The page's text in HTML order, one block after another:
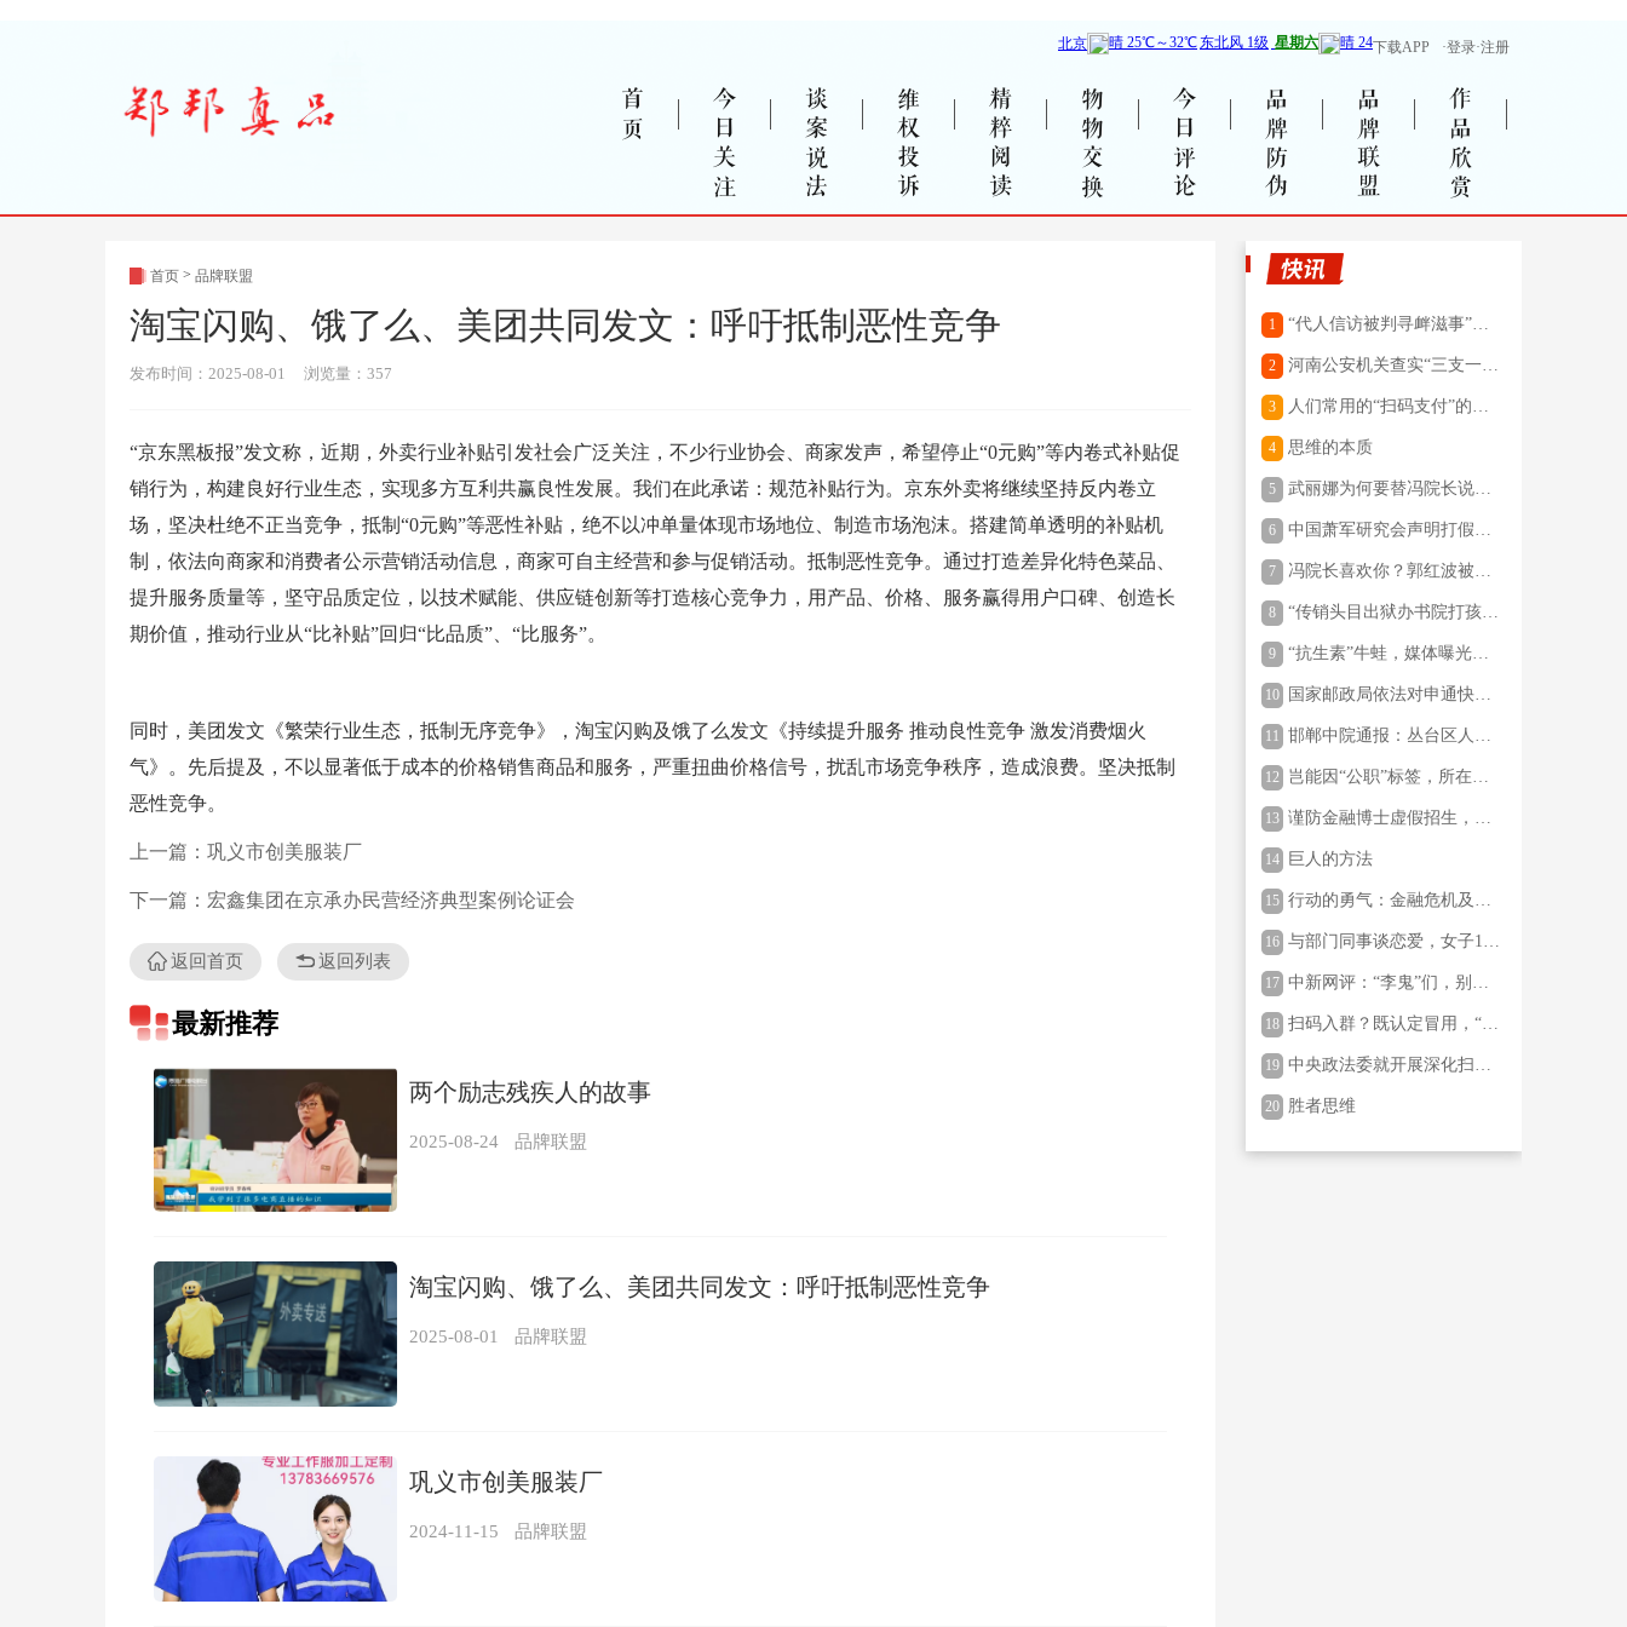
·登录·注册
下载APP
首页 今日关注 谈案说法 维权投诉 精粹阅读 物物交换 今日评论 品牌防伪 品牌联盟 作品欣赏
首页 > 品牌联盟
淘宝闪购、饿了么、美团共同发文：呼吁抵制恶性竞争
发布时间：2025-08-01 浏览量：357
“京东黑板报”发文称，近期，外卖行业补贴引发社会广泛关注，不少行业协会、商家发声，希望停止“0元购”等内卷式补贴促
销行为，构建良好行业生态，实现多方互利共赢良性发展。我们在此承诺：规范补贴行为。京东外卖将继续坚持反内卷立
场，坚决杜绝不正当竞争，抵制“0元购”等恶性补贴，绝不以冲单量体现市场地位、制造市场泡沫。搭建简单透明的补贴机
制，依法向商家和消费者公示营销活动信息，商家可自主经营和参与促销活动。抵制恶性竞争。通过打造差异化特色菜品、
提升服务质量等，坚守品质定位，以技术赋能、供应链创新等打造核心竞争力，用产品、价格、服务赢得用户口碑、创造长
期价值，推动行业从“比补贴”回归“比品质”、“比服务”。
同时，美团发文《繁荣行业生态，抵制无序竞争》，淘宝闪购及饿了么发文《持续提升服务 推动良性竞争 激发消费烟火
气》。先后提及，不以显著低于成本的价格销售商品和服务，严重扭曲价格信号，扰乱市场竞争秩序，造成浪费。坚决抵制
恶性竞争。
上一篇：巩义市创美服装厂
下一篇：宏鑫集团在京承办民营经济典型案例论证会
返回首页 返回列表
最新推荐
两个励志残疾人的故事
2025-08-24 品牌联盟
淘宝闪购、饿了么、美团共同发文：呼吁抵制恶性竞争
2025-08-01 品牌联盟
巩义市创美服装厂
2024-11-15 品牌联盟
1
“代人信访被判寻衅滋事”，
给出明确界定
2
河南公安机关查实“三支一
罪行为
3
人们常用的“扫码支付”的二
吗？
4 思维的本质
5
武丽娜为何要替冯院长说
6
中国萧军研究会声明打假：
央国学院”
7
冯院长喜欢你？郭红波被停
多真相应公开
8
“传销头目出狱办书院打孩
9
“抗生素”牛蛙，媒体曝光，
前？
10
国家邮政局依法对申通快递
11 邯郸中院通报：丛台区人民
职
12 岂能因“公职”标签，所在单
示依规依纪作出严肃处理
13 谨防金融博士虚假招生，有
取”
14 巨人的方法
15 行动的勇气：金融危机及其
16 与部门同事谈恋爱，女子15
决：全额支付
17 中新网评：“李鬼”们，别再
18 扫码入群？既认定冒用，“国
法处置？
19 中央政法委就开展深化扫黑
者问
20 胜者思维